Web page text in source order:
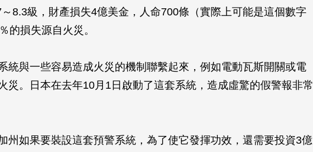
8.3級，財產損失4億美金，人命700條（實際上可能是這個數字
的損失源自火災。
統與一些容易造成火災的機制聯繫起來，例如電動瓦斯開關或電
災。日本在去年10月1日啟動了這套系統，造成虛驚的假警報非常
州如果要裝設這套預警系統，為了使它發揮功效，還需要投資3億